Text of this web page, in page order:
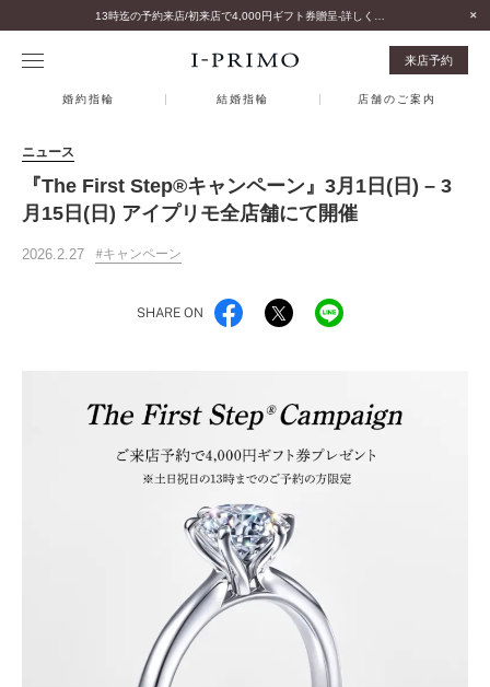
来店予約
婚約指輪 結婚指輪 店舗のご案内
ニュース
『The First Step®キャンペーン』3月1日(日) – 3
月15日(日) アイプリモ全店舗にて開催
2026.2.27 キャンペーン
SHARE ON